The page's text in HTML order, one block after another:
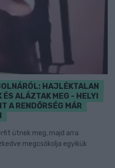
HAJLÉKTALAN
ALÁZTAK MEG - HELYI
A RENDŐRSÉG MÁR
ütnek meg, majd arra
megcsókolja egyikük